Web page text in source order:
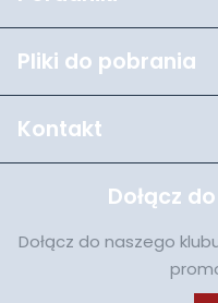
Pliki do pobrania
Kontakt
Dołącz
Dołącz do naszego